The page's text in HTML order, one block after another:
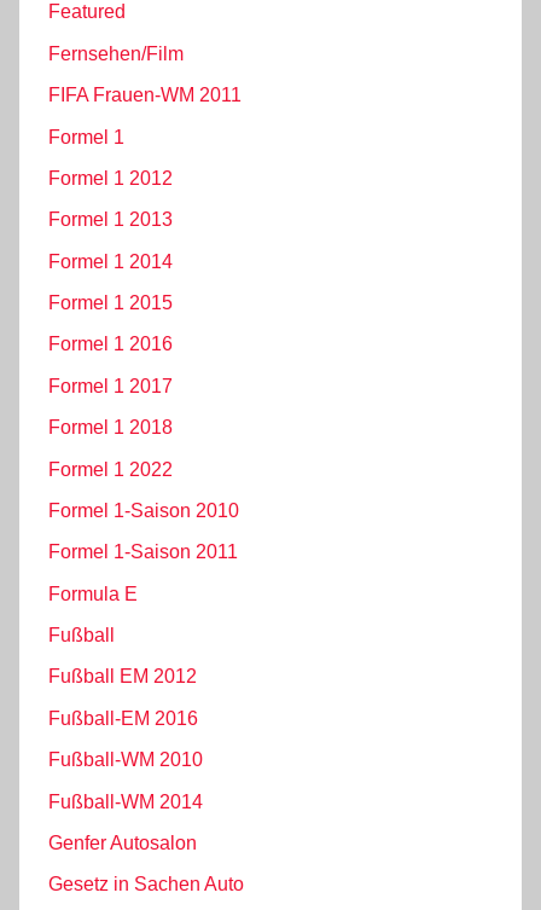
Featured
Fernsehen/Film
FIFA Frauen-WM 2011
Formel 1
Formel 1 2012
Formel 1 2013
Formel 1 2014
Formel 1 2015
Formel 1 2016
Formel 1 2017
Formel 1 2018
Formel 1 2022
Formel 1-Saison 2010
Formel 1-Saison 2011
Formula E
Fußball
Fußball EM 2012
Fußball-EM 2016
Fußball-WM 2010
Fußball-WM 2014
Genfer Autosalon
Gesetz in Sachen Auto